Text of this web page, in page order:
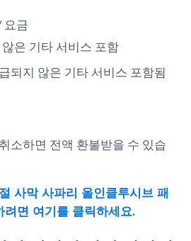
요금
은 기타 서비스 포함
되지 않은 기타 서비스 포함됨
소하면 전액 환불받을 수 있습
사막 사파리 올인클루시브 패
려면 여기를 클릭하세요.